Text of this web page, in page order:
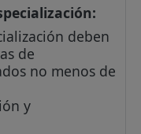
deben
de
no menos de
y